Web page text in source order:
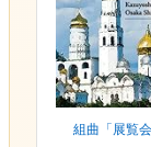
組曲「展覧会